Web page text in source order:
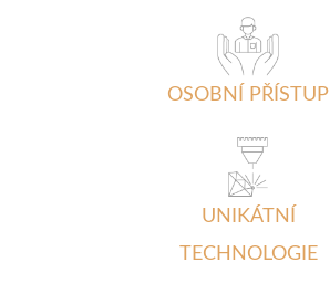
OSOBNÍ PŘÍSTUP
UNIKÁTNÍ
TECHNOLOGIE